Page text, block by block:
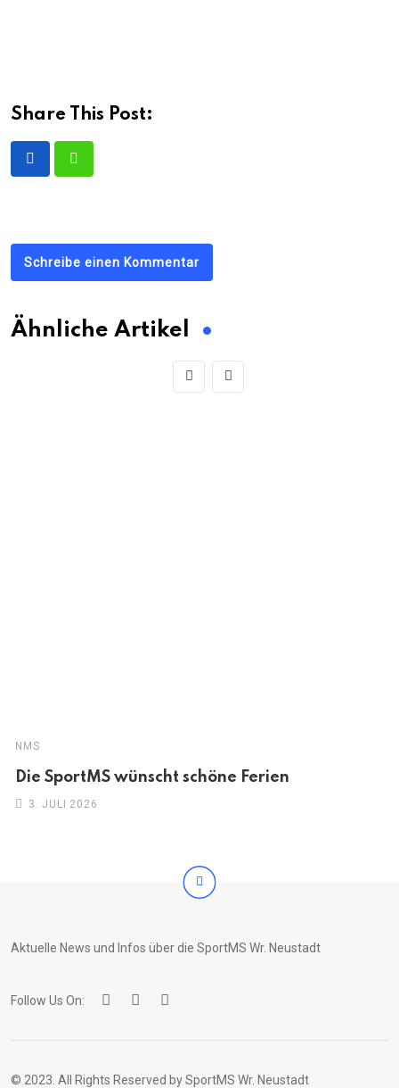
Share This Post:
Schreibe einen Kommentar
Ähnliche Artikel
NMS
Die SportMS wünscht schöne Ferien
3. JULI 2026
Aktuelle News und Infos über die SportMS Wr. Neustadt
Follow Us On:
© 2023. All Rights Reserved by SportMS Wr. Neustadt